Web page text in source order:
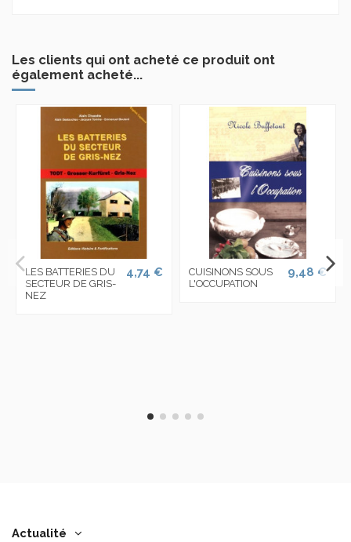
Les clients qui ont acheté ce produit ont
également acheté...
LES BATTERIES DU
SECTEUR DE GRIS-
NEZ
4,74 €
CUISINONS SOUS
L'OCCUPATION
9,48 €
Actualité